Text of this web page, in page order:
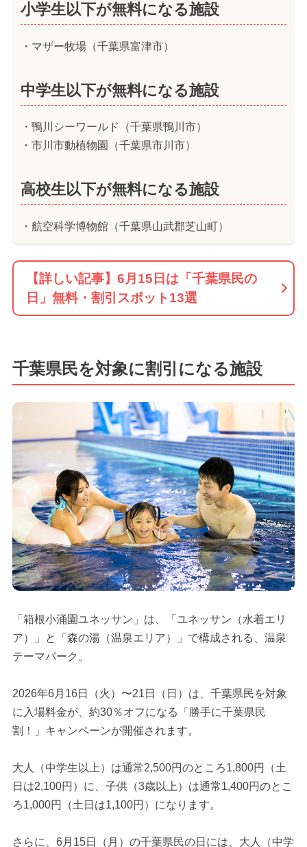
小学生以下が無料になる施設
・マザー牧場（千葉県富津市）
中学生以下が無料になる施設
・鴨川シーワールド（千葉県鴨川市）
・市川市動植物園（千葉県市川市）
高校生以下が無料になる施設
・航空科学博物館（千葉県山武郡芝山町）
【詳しい記事】6月15日は「千葉県民の
日」無料・割引スポット13選
千葉県民を対象に割引になる施設
「箱根小涌園ユネッサン」は、「ユネッサン（水着エリ
ア）」と「森の湯（温泉エリア）」で構成される、温泉
テーマパーク。
2026年6月16日（火）〜21日（日）は、千葉県民を対象
に入場料金が、約30％オフになる「勝手に千葉県民
割！」キャンペーンが開催されます。
大人（中学生以上）は通常2,500円のところ1,800円（土
日は2,100円）に、子供（3歳以上）は通常1,400円のとこ
ろ1,000円（土日は1,100円）になります。
さらに、6月15日（月）の千葉県民の日には、大人（中学